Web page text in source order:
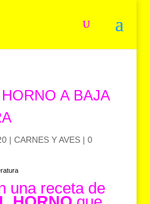
A BAJA
| CARNES Y AVES| 0
una receta de